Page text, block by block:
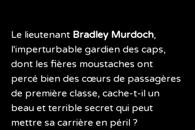
Le lieutenant Bradley Murdoch,
l'imperturbable gardien des caps,
dont les fières moustaches ont
percé bien des cœurs de passagères
de première classe, cache-t-il un
beau et terrible secret qui peut
mettre sa carrière en péril ?